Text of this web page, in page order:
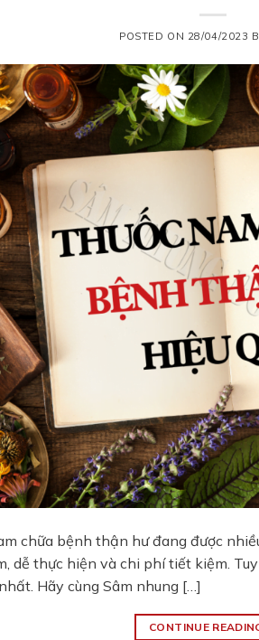
POSTED ON 28/04/2023
chữa bệnh thận hư đang được
dễ thực hiện và chi phí tiết kiệm.
Hãy cùng Sâm nhung […]
CONTINUE